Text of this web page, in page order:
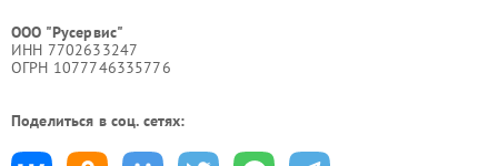
ООО "Русервис"
ИНН 7702633247
ОГРН 1077746335776
Поделиться в соц. сетях: